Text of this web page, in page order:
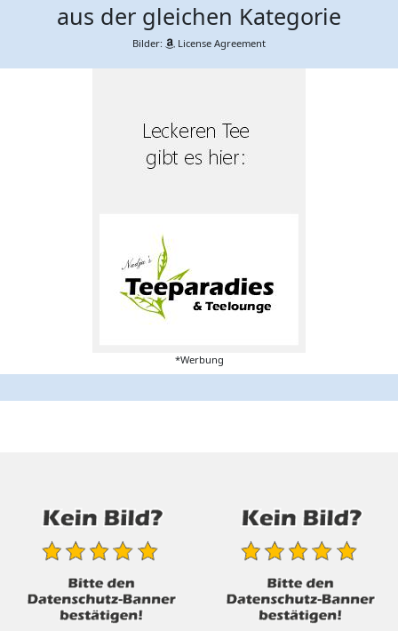
aus der gleichen Kategorie
Bilder: License Agreement
*Werbung